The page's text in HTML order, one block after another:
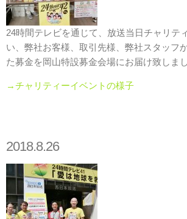
24時間テレビを通じて、放送当日チャリテ
い、弊社お客様、取引先様、弊社スタッフ
た募金を岡山特設募金会場にお届け致しまし
→チャリティーイベントの様子
2018.8.26